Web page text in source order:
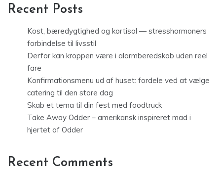
Recent Posts
Kost, bæredygtighed og kortisol — stresshormoners
forbindelse til livsstil
Derfor kan kroppen være i alarmberedskab uden reel
fare
Konfirmationsmenu ud af huset: fordele ved at vælge
catering til den store dag
Skab et tema til din fest med foodtruck
Take Away Odder – amerikansk inspireret mad i
hjertet af Odder
Recent Comments